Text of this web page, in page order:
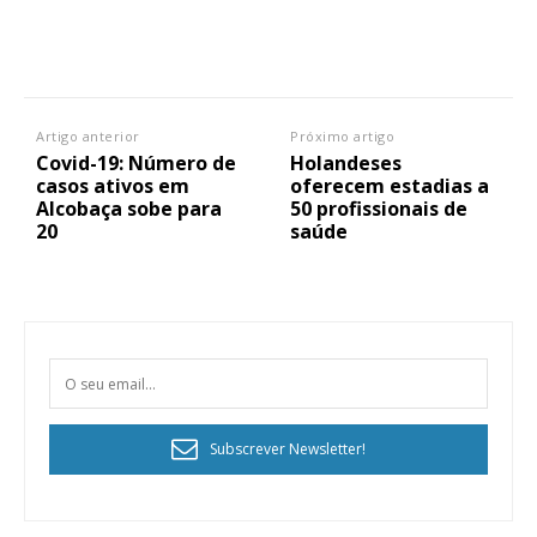
Artigo anterior
Covid-19: Número de
casos ativos em
Alcobaça sobe para
20
Próximo artigo
Holandeses
oferecem estadias a
50 profissionais de
saúde
Subscrever Newsletter!